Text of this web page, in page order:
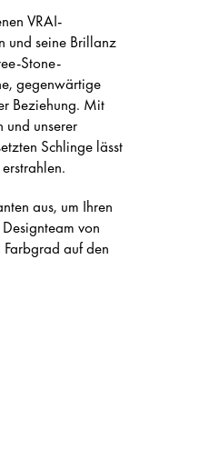
VRAI-
und seine Brillanz
Stone-
gegenwärtige
Beziehung. Mit
und unserer
Schlinge lässt
aus, um Ihren
von
auf den